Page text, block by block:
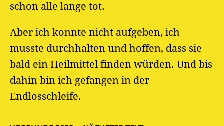
schon alle lange tot.
Aber ich konnte nicht aufgeben, ich
musste durchhalten und hoffen, dass sie
bald ein Heilmittel finden würden. Und bis
dahin bin ich gefangen in der
Endlosschleife.